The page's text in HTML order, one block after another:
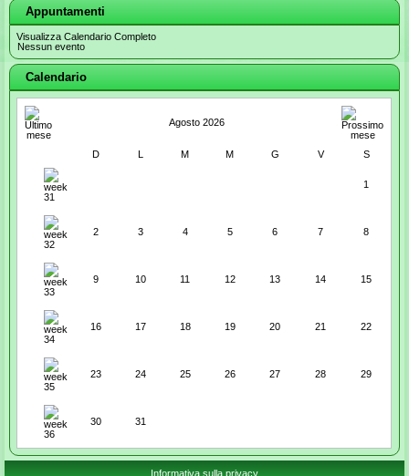
Appuntamenti
Visualizza Calendario Completo
Nessun evento
Calendario
Agosto 2026
D L M M G V S
1
2 3 4 5 6 7 8
9 10 11 12 13 14 15
16 17 18 19 20 21 22
23 24 25 26 27 28 29
30 31
Informativa sulla privacy